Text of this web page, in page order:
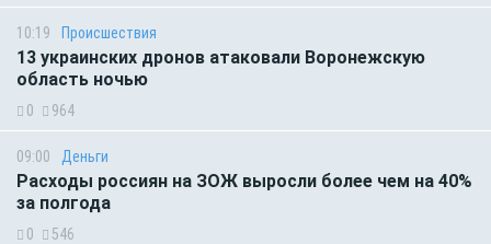
10:19 Происшествия
13 украинских дронов атаковали Воронежскую
область ночью
0 964
09:00 Деньги
Расходы россиян на ЗОЖ выросли более чем на 40%
за полгода
0 546